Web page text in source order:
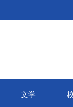
文学